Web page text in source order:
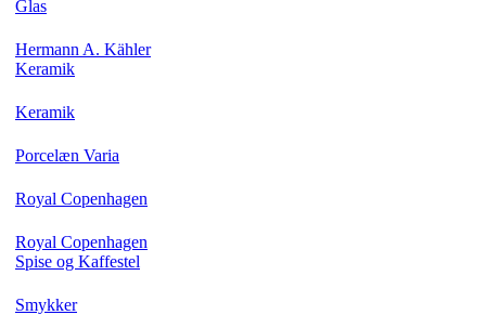
Glas
Hermann A. Kähler
Keramik
Keramik
Porcelæn Varia
Royal Copenhagen
Royal Copenhagen
Spise og Kaffestel
Smykker